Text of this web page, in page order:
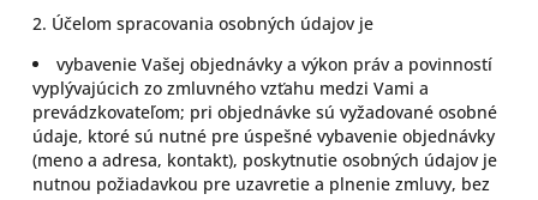
2. Účelom spracovania osobných údajov je
vybavenie Vašej objednávky a výkon práv a povinností
vyplývajúcich zo zmluvného vzťahu medzi Vami a
prevádzkovateľom; pri objednávke sú vyžadované osobné
údaje, ktoré sú nutné pre úspešné vybavenie objednávky
(meno a adresa, kontakt), poskytnutie osobných údajov je
nutnou požiadavkou pre uzavretie a plnenie zmluvy, bez